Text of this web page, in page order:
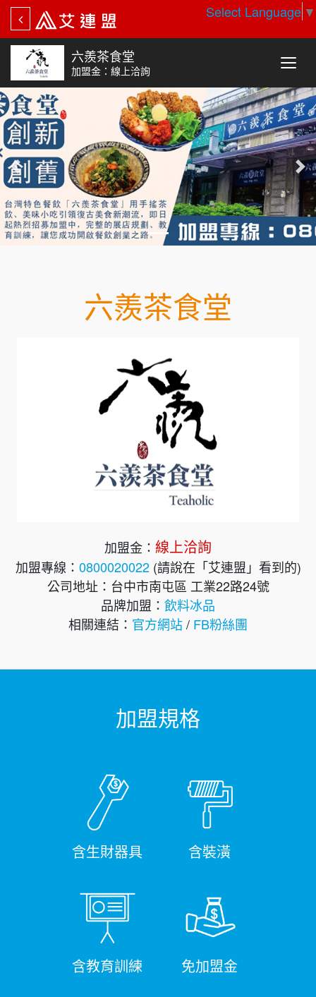
Select Language ▼
六羨茶食堂
加盟金：線上洽詢
六羨茶食堂
加盟金： 線上洽詢
加盟專線： 0800020022(請說在「艾連盟」看到的)
公司地址：台中市南屯區 工業22路24號
品牌加盟： 飲料冰品
相關連結： 官方網站/ FB粉絲團
加盟規格
含生財器具 含裝潢
含教育訓練 免加盟金